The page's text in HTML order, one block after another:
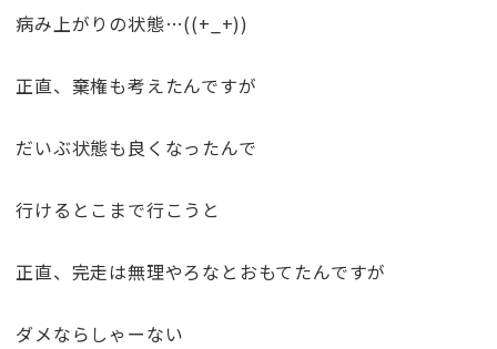
病み上がりの状態…((+_+))
正直、棄権も考えたんですが
だいぶ状態も良くなったんで
行けるとこまで行こうと
正直、完走は無理やろなとおもてたんですが
ダメならしゃーない